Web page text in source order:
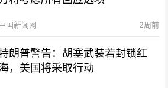
国新闻网 2周前
朗普警告：胡塞武装若封锁红
，美国将采取行动